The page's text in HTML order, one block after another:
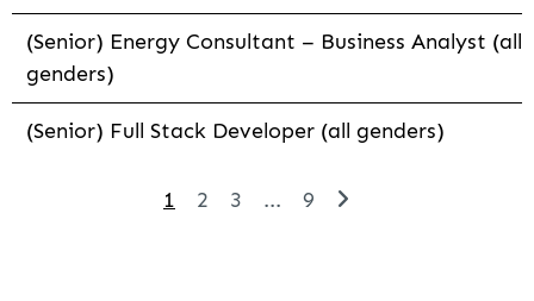
(Senior) Energy Consultant – Business Analyst (all
genders)
(Senior) Full Stack Developer (all genders)
1 2 3 ... 9